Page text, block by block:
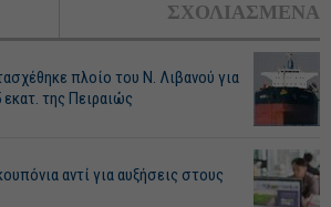
ΣΧΟΛΙΑΣΜΕΝΑ
πλοίο του Ν. Λιβανού για
της Πειραιώς
αντί για αυξήσεις στους